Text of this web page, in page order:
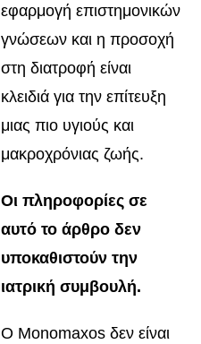
εφαρμογή επιστημονικών
γνώσεων και η προσοχή
στη διατροφή είναι
κλειδιά για την επίτευξη
μιας πιο υγιούς και
μακροχρόνιας ζωής.
Οι πληροφορίες σε
αυτό το άρθρο δεν
υποκαθιστούν την
ιατρική συμβουλή.
Ο Monomaxos δεν είναι